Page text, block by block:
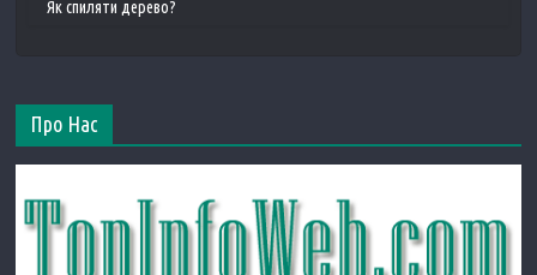
Як спиляти дерево?
Про Нас